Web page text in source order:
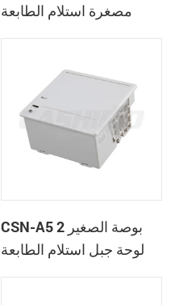
مصغرة استلام الطابعة
CSN-A5 2 بوصة الصغير
لوحة جبل استلام الطابعة